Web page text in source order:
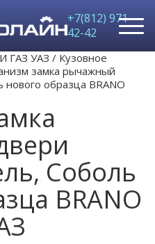
+7(812) 971-
42-42
ГАЗ УАЗ / Кузовное
замка рычажный
образца BRANO
Соболь
BRANO